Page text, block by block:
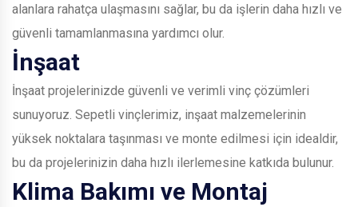
alanlara rahatça ulaşmasını sağlar, bu da işlerin daha hızlı ve
güvenli tamamlanmasına yardımcı olur.
İnşaat
İnşaat projelerinizde güvenli ve verimli vinç çözümleri
sunuyoruz. Sepetli vinçlerimiz, inşaat malzemelerinin
yüksek noktalara taşınması ve monte edilmesi için idealdir,
bu da projelerinizin daha hızlı ilerlemesine katkıda bulunur.
Klima Bakımı ve Montaj